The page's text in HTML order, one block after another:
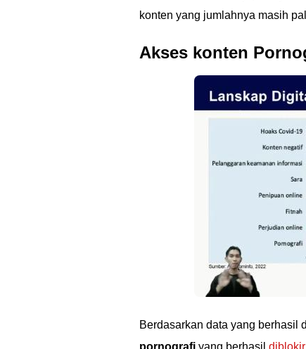
konten yang jumlahnya masih
Akses konten
Berdasarkan data yang berhasil
pornografi yang berhasil